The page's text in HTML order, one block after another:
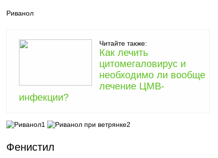
Риванол
Читайте также:
Как лечить
цитомегаловирус и
необходимо ли вообще
лечение ЦМВ-
инфекции?
1 2
Фенистил